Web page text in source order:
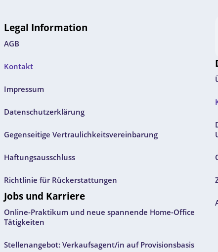
Legal Information
AGB
Kontakt
Impressum
Datenschutzerklärung
Gegenseitige Vertraulichkeitsvereinbarung
Haftungsausschluss
Richtlinie für Rückerstattungen
Jobs und Karriere
Online-Praktikum und neue spannende Home-Office
Tätigkeiten
Stellenangebot: Verkaufsagent/in auf Provisionsbasis